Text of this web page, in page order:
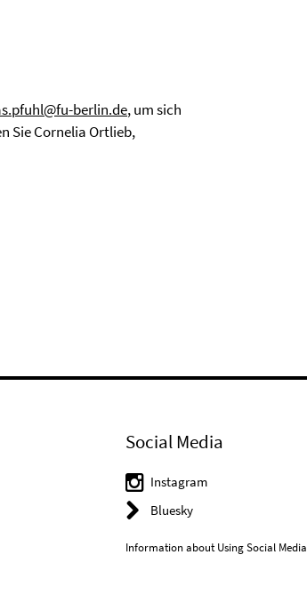
berlin.de, um sich
Sie Cornelia Ortlieb,
Social Media
Instagram
Bluesky
Information about Using Social Media